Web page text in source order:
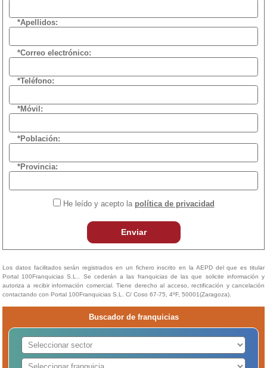
*Apellidos:
*Correo electrónico:
*Teléfono:
*Móvil:
*Población:
*Provincia:
He leído y acepto la política de privacidad
Enviar
Los datos facilitados serán registrados en un fichero inscrito en la AEPD del que es titular
Portal 100Franquicias S.L.. Se cederán a las franquicias de las que solicite información y
autoriza a recibir información comercial. Tiene derecho al acceso, rectificación y cancelación
contactando con Portal 100Franquicias S.L. C/ Coso 67-75, 4ºF, 50001(Zaragoza).
Buscador de franquicias